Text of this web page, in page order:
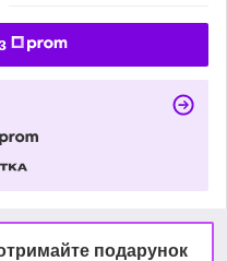
подарунок